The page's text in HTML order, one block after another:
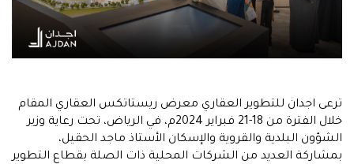
ترعى اجدان للتطوير العقاري معرض ريستاتكس العقاري المقام
خلال الفترة من 18-21 فبراير 2024م، في الرياض، تحت رعاية وزير
الشؤون البلدية والقروية والإسكان الأستاذ ماجد الحقيل،
بمشاركة العديد من الشركات المحلية ذات الصلة بقطاع التطوير